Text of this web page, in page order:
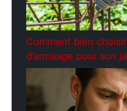
Comment bien
d’arrosage pour son